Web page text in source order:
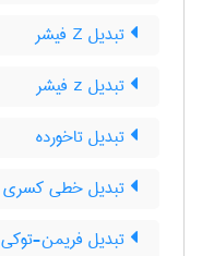
تبدیل Z فیشر
تبدیل z فیشر
تبدیل تاخورده
تبدیل خطی کسری
تبدیل فریمن-توکی